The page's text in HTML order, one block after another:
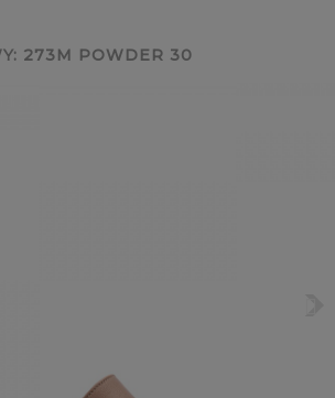
273M POWDER 30